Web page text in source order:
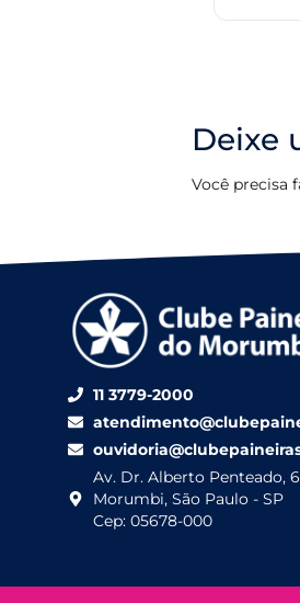
Deixe
Você precisa
11 3779-2000
Av. Dr. Alberto Penteado,
Morumbi, São Paulo - SP
Cep: 05678-000